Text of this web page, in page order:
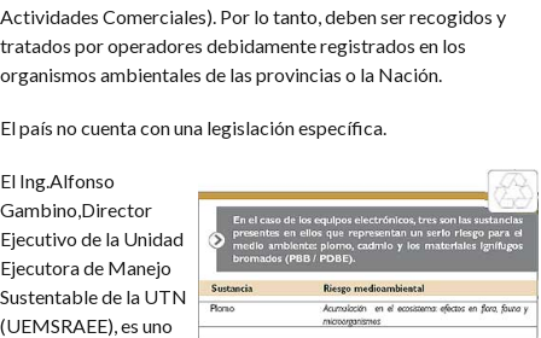
Actividades Comerciales). Por lo tanto, deben ser recogidos y
tratados por operadores debidamente registrados en los
organismos ambientales de las provincias o la Nación.
El país no cuenta con una legislación específica.
El Ing.Alfonso
Gambino,Director
Ejecutivo de la Unidad
Ejecutora de Manejo
Sustentable de la UTN
(UEMSRAEE), es uno